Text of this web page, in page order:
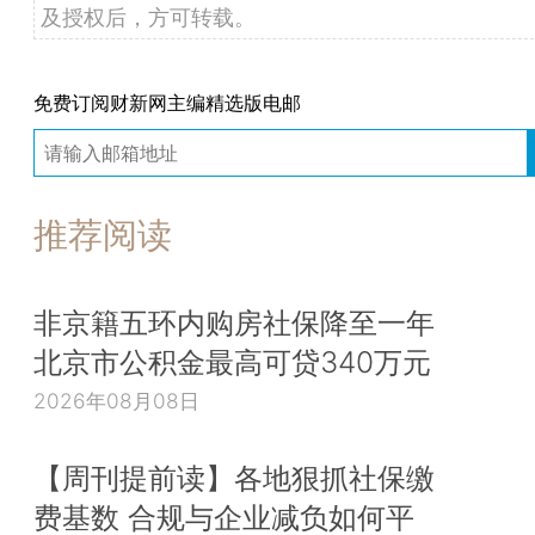
及授权后，方可转载。
免费订阅财新网主编精选版电邮
推荐阅读
非京籍五环内购房社保降至一年
北京市公积金最高可贷340万元
2026年08月08日
【周刊提前读】各地狠抓社保缴
费基数 合规与企业减负如何平